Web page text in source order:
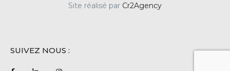
Site réalisé par Cr2Agency
SUIVEZ NOUS :